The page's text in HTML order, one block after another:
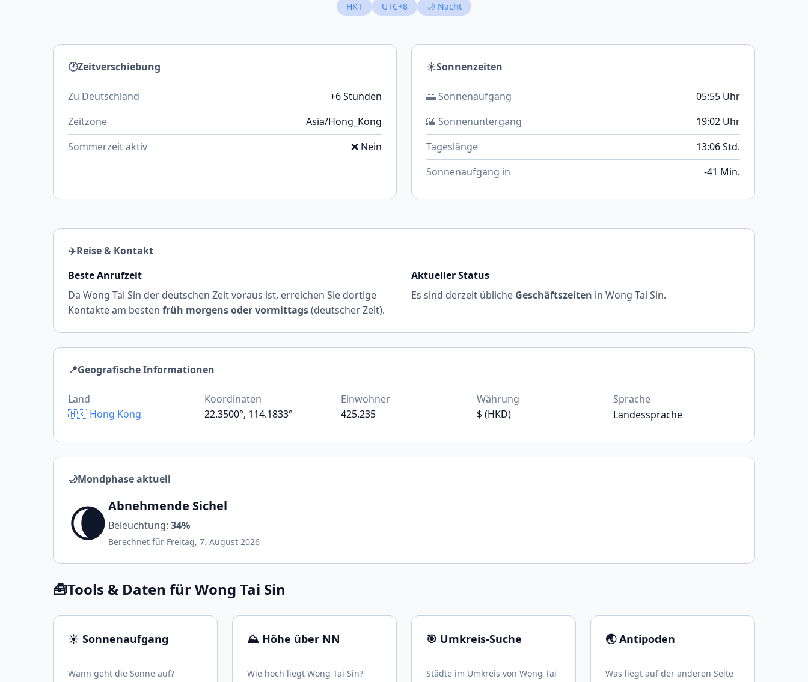
HKT UTC+8 🌙 Nacht
🕐Zeitverschiebung
Zu Deutschland
+6 Stunden
Zeitzone
Asia/Hong_Kong
Sommerzeit aktiv
❌ Nein
☀️Sonnenzeiten
🌅 Sonnenaufgang
05:55 Uhr
🌇 Sonnenuntergang
19:02 Uhr
Tageslänge
13:06 Std.
Sonnenaufgang in
-41 Min.
✈️Reise & Kontakt
Beste Anrufzeit
Da Wong Tai Sin der deutschen Zeit voraus ist, erreichen Sie dortige
Kontakte am besten früh morgens oder vormittags(deutscher Zeit).
Aktueller Status
Es sind derzeit übliche Geschäftszeiten in Wong Tai Sin.
📍Geografische Informationen
Land
🇭🇰 Hong Kong
Koordinaten
22.3500°, 114.1833°
Einwohner
425.235
Währung
$ (HKD)
Sprache
Landessprache
🌙Mondphase aktuell
🌘Abnehmende Sichel
Beleuchtung: 34%
Berechnet für Freitag, 7. August 2026
🧰Tools & Daten für Wong Tai Sin
☀️ Sonnenaufgang
Wann geht die Sonne auf?
⛰️ Höhe über NN
Wie hoch liegt Wong Tai Sin?
🎯 Umkreis-Suche
Städte im Umkreis von Wong Tai
🌏 Antipoden
Was liegt auf der anderen Seite